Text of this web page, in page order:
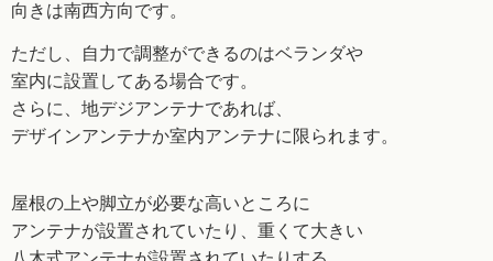
向きは南西方向です。
ただし、自力で調整ができるのはベランダや
室内に設置してある場合です。
さらに、地デジアンテナであれば、
デザインアンテナか室内アンテナに限られます。
屋根の上や脚立が必要な高いところに
アンテナが設置されていたり、重くて大きい